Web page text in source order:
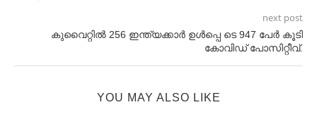
next post
കുവൈറ്റിൽ 256 ഇന്ത്യക്കാർ ഉൾപ്പെ ടെ 947 പേർ കൂടി
കോവിഡ് പോസിറ്റീവ്.
YOU MAY ALSO LIKE